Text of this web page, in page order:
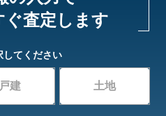
ぐ査定します
してください
戸建 土地